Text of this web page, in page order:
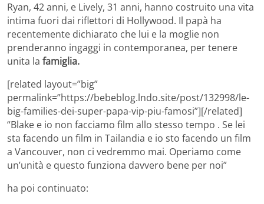
Ryan, 42 anni, e Lively, 31 anni, hanno costruito una vita
intima fuori dai riflettori di Hollywood. Il papà ha
recentemente dichiarato che lui e la moglie non
prenderanno ingaggi in contemporanea, per tenere
unita la famiglia.
[related layout=”big”
permalink=”https://bebeblog.lndo.site/post/132998/le-
big-families-dei-super-papa-vip-piu-famosi”][/related]
“Blake e io non facciamo film allo stesso tempo . Se lei
sta facendo un film in Tailandia e io sto facendo un film
a Vancouver, non ci vedremmo mai. Operiamo come
un’unità e questo funziona davvero bene per noi”
ha poi continuato: